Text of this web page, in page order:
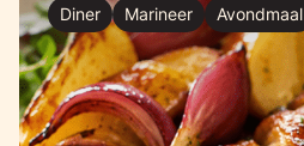
Diner Marineer Avondmaal